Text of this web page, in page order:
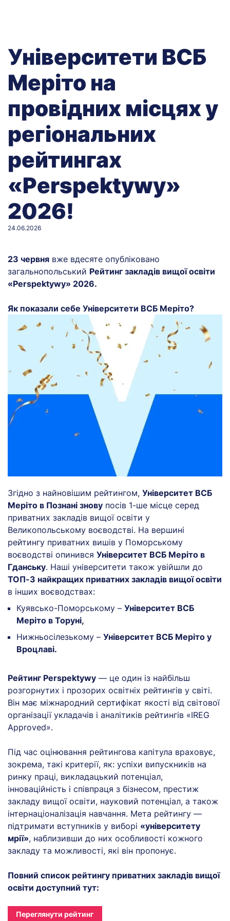
Університети ВСБ
Меріто на
провідних місцях у
регіональних
рейтингах
«Perspektywy»
2026!
24.06.2026
23 червня вже вдесяте опубліковано
загальнопольський Рейтинг закладів вищої освіти
«Perspektywy» 2026.
Як показали себе Університети ВСБ Меріто?
Згідно з найновішим рейтингом, Університет ВСБ
Меріто в Познані знову посів 1-ше місце серед
приватних закладів вищої освіти у
Великопольському воєводстві. На вершині
рейтингу приватних вишів у Поморському
воєводстві опинився Університет ВСБ Меріто в
Гданську. Наші університети також увійшли до
ТОП-3 найкращих приватних закладів вищої освіти
в інших воєводствах:
Куявсько-Поморському – Університет ВСБ
Меріто в Торуні,
Нижньосілезькому – Університет ВСБ Меріто у
Вроцлаві.
Рейтинг Perspektywy — це один із найбільш
розгорнутих і прозорих освітніх рейтингів у світі.
Він має міжнародний сертифікат якості від світової
організації укладачів і аналітиків рейтингів «IREG
Approved».
Під час оцінювання рейтингова капітула враховує,
зокрема, такі критерії, як: успіхи випускників на
ринку праці, викладацький потенціал,
інноваційність і співпраця з бізнесом, престиж
закладу вищої освіти, науковий потенціал, а також
інтернаціоналізація навчання. Мета рейтингу —
підтримати вступників у виборі «університету
мрії», наблизивши до них особливості кожного
закладу та можливості, які він пропонує.
Повний список рейтингу приватних закладів вищої
освіти доступний тут:
Переглянути рейтинг